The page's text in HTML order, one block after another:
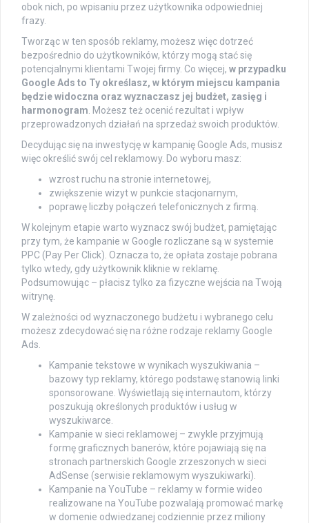
obok nich, po wpisaniu przez użytkownika odpowiedniej
frazy.
Tworząc w ten sposób reklamy, możesz więc dotrzeć
bezpośrednio do użytkowników, którzy mogą stać się
potencjalnymi klientami Twojej firmy. Co więcej, w przypadku
Google Ads to Ty określasz, w którym miejscu kampania
będzie widoczna oraz wyznaczasz jej budżet, zasięg i
harmonogram. Możesz też ocenić rezultat i wpływ
przeprowadzonych działań na sprzedaż swoich produktów.
Decydując się na inwestycję w kampanię Google Ads, musisz
więc określić swój cel reklamowy. Do wyboru masz:
wzrost ruchu na stronie internetowej,
zwiększenie wizyt w punkcie stacjonarnym,
poprawę liczby połączeń telefonicznych z firmą.
W kolejnym etapie warto wyznacz swój budżet, pamiętając
przy tym, że kampanie w Google rozliczane są w systemie
PPC (Pay Per Click). Oznacza to, że opłata zostaje pobrana
tylko wtedy, gdy użytkownik kliknie w reklamę.
Podsumowując – płacisz tylko za fizyczne wejścia na Twoją
witrynę.
W zależności od wyznaczonego budżetu i wybranego celu
możesz zdecydować się na różne rodzaje reklamy Google
Ads.
Kampanie tekstowe w wynikach wyszukiwania –
bazowy typ reklamy, którego podstawę stanowią linki
sponsorowane. Wyświetlają się internautom, którzy
poszukują określonych produktów i usług w
wyszukiwarce.
Kampanie w sieci reklamowej – zwykle przyjmują
formę graficznych banerów, które pojawiają się na
stronach partnerskich Google zrzeszonych w sieci
AdSense (serwisie reklamowym wyszukiwarki).
Kampanie na YouTube – reklamy w formie wideo
realizowane na YouTube pozwalają promować markę
w domenie odwiedzanej codziennie przez miliony